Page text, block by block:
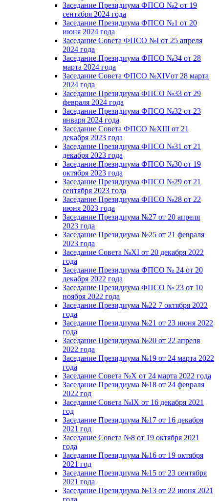
Заседание Президиума ФПСО №2 от 19
сентября 2024 года
Заседание Президиума ФПСО №1 от 20
июня 2024 года
Заседание Совета ФПСО №I от 25 апреля
2024 года
Заседание Президиума ФПСО №34 от 28
марта 2024 года
Заседание Совета ФПСО №XIVот 28 марта
2024 года
Заседание Президиума ФПСО №33 от 29
февраля 2024 года
Заседание Президиума ФПСО №32 от 23
января 2024 года
Заседание Совета ФПСО №XIII от 21
декабря 2023 года
Заседание Президиума ФПСО №31 от 21
декабря 2023 года
Заседание Президиума ФПСО №30 от 19
октября 2023 года
Заседание Президиума ФПСО №29 от 21
сентября 2023 года
Заседание Президиума ФПСО №28 от 22
июня 2023 года
Заседание Президиума №27 от 20 апреля
2023 года
Заседание Президиума №25 от 21 февраля
2023 года
Заседание Совета №XI от 20 декабря 2022
года
Заседание Президиума ФПСО № 24 от 20
декабря 2022 года
Заседание Президиума ФПСО № 23 от 10
ноября 2022 года
Заседание Президиума №22 7 октября 2022
года
Заседание Президиума №21 от 23 июня 2022
года
Заседание Президиума №20 от 22 апреля
2022 года
Заседание Президиума №19 от 24 марта 2022
года
Заседание Совета №X от 24 марта 2022 года
Заседание Президиума №18 от 24 февраля
2022 год
Заседание Совета №IX от 16 декабря 2021
год
Заседание Президиума №17 от 16 декабря
2021 год
Заседание Совета №8 от 19 октября 2021
года
Заседание Президиума №16 от 19 октября
2021 год
Заседание Президиума №15 от 23 сентября
2021 года
Заседание Президиума №13 от 22 июня 2021
года